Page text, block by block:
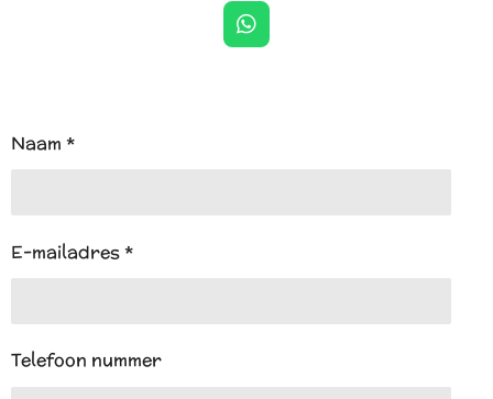
W
h
Naam *
E-mailadres *
Telefoon nummer